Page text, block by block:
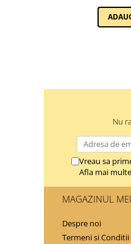
Nu
Vreau sa
Afla mai
MAGAZINUL
Despre noi
Termeni si Conditii